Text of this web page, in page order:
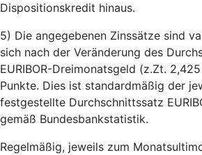
Dispositionskredit hinaus.
5) Die angegebenen Zinssätze sind
sich nach der Veränderung des
EURIBOR-Dreimonatsgeld (z.Zt.
Punkte. Dies ist standardmäßig der
festgestellte Durchschnittssatz
gemäß Bundesbankstatistik.
Regelmäßig, jeweils zum